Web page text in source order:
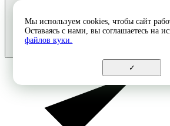
Мы используем cookies, чтобы сайт
Оставаясь с нами, вы соглашаетесь на
файлов куки.
✓